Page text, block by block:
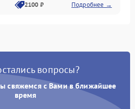
2100 ₽ Подробнее →
2100 ₽ Подробнее →
вопросы?
свяжемся с Вами в ближайшее
время